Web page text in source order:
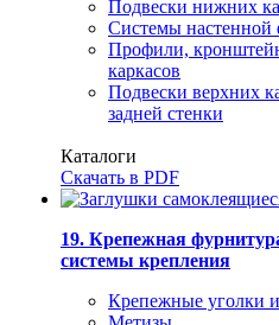
Подвески нижних
Системы настенной
Профили,
каркасов
Подвески верхних
задней стенки
Каталоги
Скачать в PDF
19. Крепежная
системы крепления
Крепежные уголки